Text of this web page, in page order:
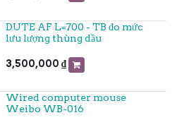
DUTE AF L=700 - TB đo mức
lưu lượng thùng dầu
3,500,000 ₫
Wired computer mouse
Weibo WB-016